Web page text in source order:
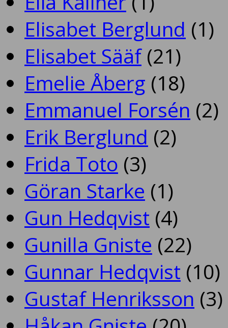
Elisabet Berglund (1)
Elisabet Sääf(21)
Emelie Åberg (18)
Emmanuel Forsén (2)
Erik Berglund (2)
Frida Toto (3)
Göran Starke (1)
Gun Hedqvist (4)
Gunilla Gniste (22)
Gunnar Hedqvist (10)
Gustaf Henriksson (3)